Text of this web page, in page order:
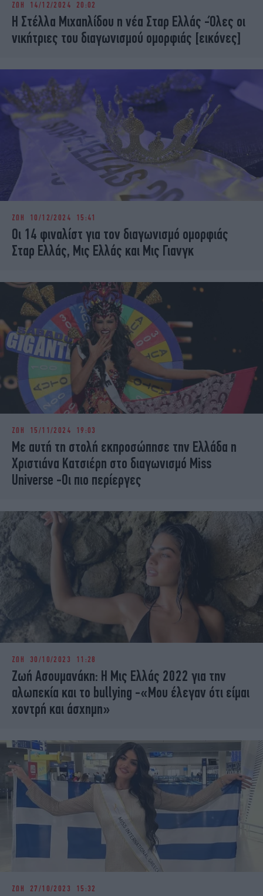
iBOOKS
OSCARS
THE OCEAN
MEDIA
ELAMEFORA
NEWSLETTER
ΖΩΗ 14/12/2024 20:02
Η Στέλλα Μιχαηλίδου η νέα Σταρ Ελλάς -Όλες οι
νικήτριες του διαγωνισμού ομορφιάς [εικόνες]
ΖΩΗ 10/12/2024 15:41
Οι 14 φιναλίστ για τον διαγωνισμό ομορφιάς
Σταρ Ελλάς, Μις Ελλάς και Μις Γιανγκ
ΖΩΗ 15/11/2024 19:03
Με αυτή τη στολή εκπροσώπησε την Ελλάδα η
Χριστιάνα Κατσιέρη στο διαγωνισμό Miss
Universe -Οι πιο περίεργες
ΖΩΗ 30/10/2023 11:28
Ζωή Ασουμανάκη: Η Μις Ελλάς 2022 για την
αλωπεκία και το bullying -«Μου έλεγαν ότι είμαι
χοντρή και άσχημη»
ΖΩΗ 27/10/2023 15:32